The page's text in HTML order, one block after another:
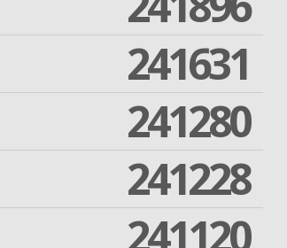
241631
241280
241228
241120